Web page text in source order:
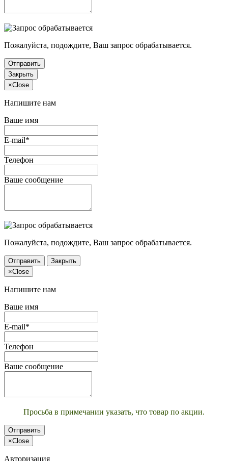
Пожалуйста, подождите, Ваш запрос обрабатывается.
Отправить
Закрыть
×Close
Напишите нам
Ваше имя
E-mail*
Телефон
Ваше сообщение
Пожалуйста, подождите, Ваш запрос обрабатывается.
Отправить
Закрыть
×Close
Напишите нам
Ваше имя
E-mail*
Телефон
Ваше сообщение
Просьба в примечании указать, что товар по акции.
Отправить
×Close
Авторизация